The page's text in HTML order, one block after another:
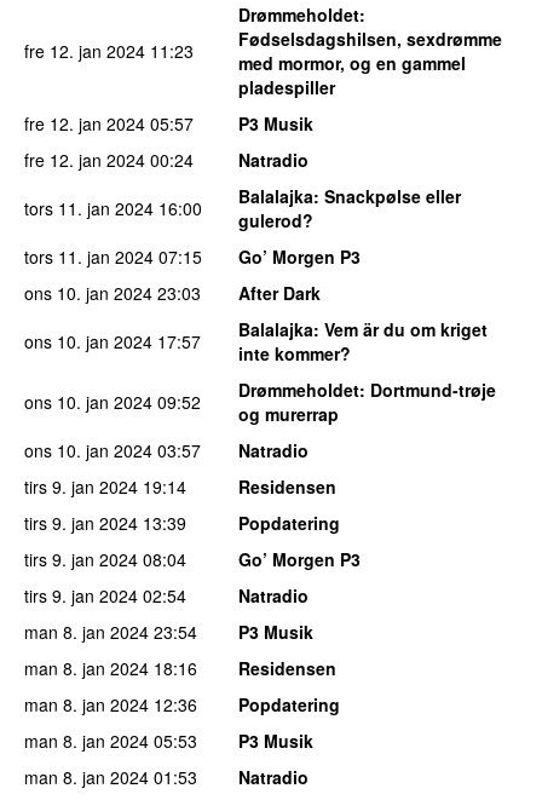
fre 12. jan 2024 11:23
Drømmeholdet:
Fødselsdagshilsen, sexdrømme
med mormor, og en gammel
pladespiller
fre 12. jan 2024 05:57
P3 Musik
fre 12. jan 2024 00:24
Natradio
tors 11. jan 2024 16:00 Balalajka: Snackpølse eller
gulerod?
tors 11. jan 2024 07:15
Go’ Morgen P3
ons 10. jan 2024 23:03
After Dark
ons 10. jan 2024 17:57 Balalajka: Vem är du om kriget
inte kommer?
ons 10. jan 2024 09:52 Drømmeholdet: Dortmund-trøje
og murerrap
ons 10. jan 2024 03:57
Natradio
tirs 9. jan 2024 19:14
Residensen
tirs 9. jan 2024 13:39
Popdatering
tirs 9. jan 2024 08:04
Go’ Morgen P3
tirs 9. jan 2024 02:54
Natradio
man 8. jan 2024 23:54
P3 Musik
man 8. jan 2024 18:16
Residensen
man 8. jan 2024 12:36
Popdatering
man 8. jan 2024 05:53
P3 Musik
man 8. jan 2024 01:53
Natradio